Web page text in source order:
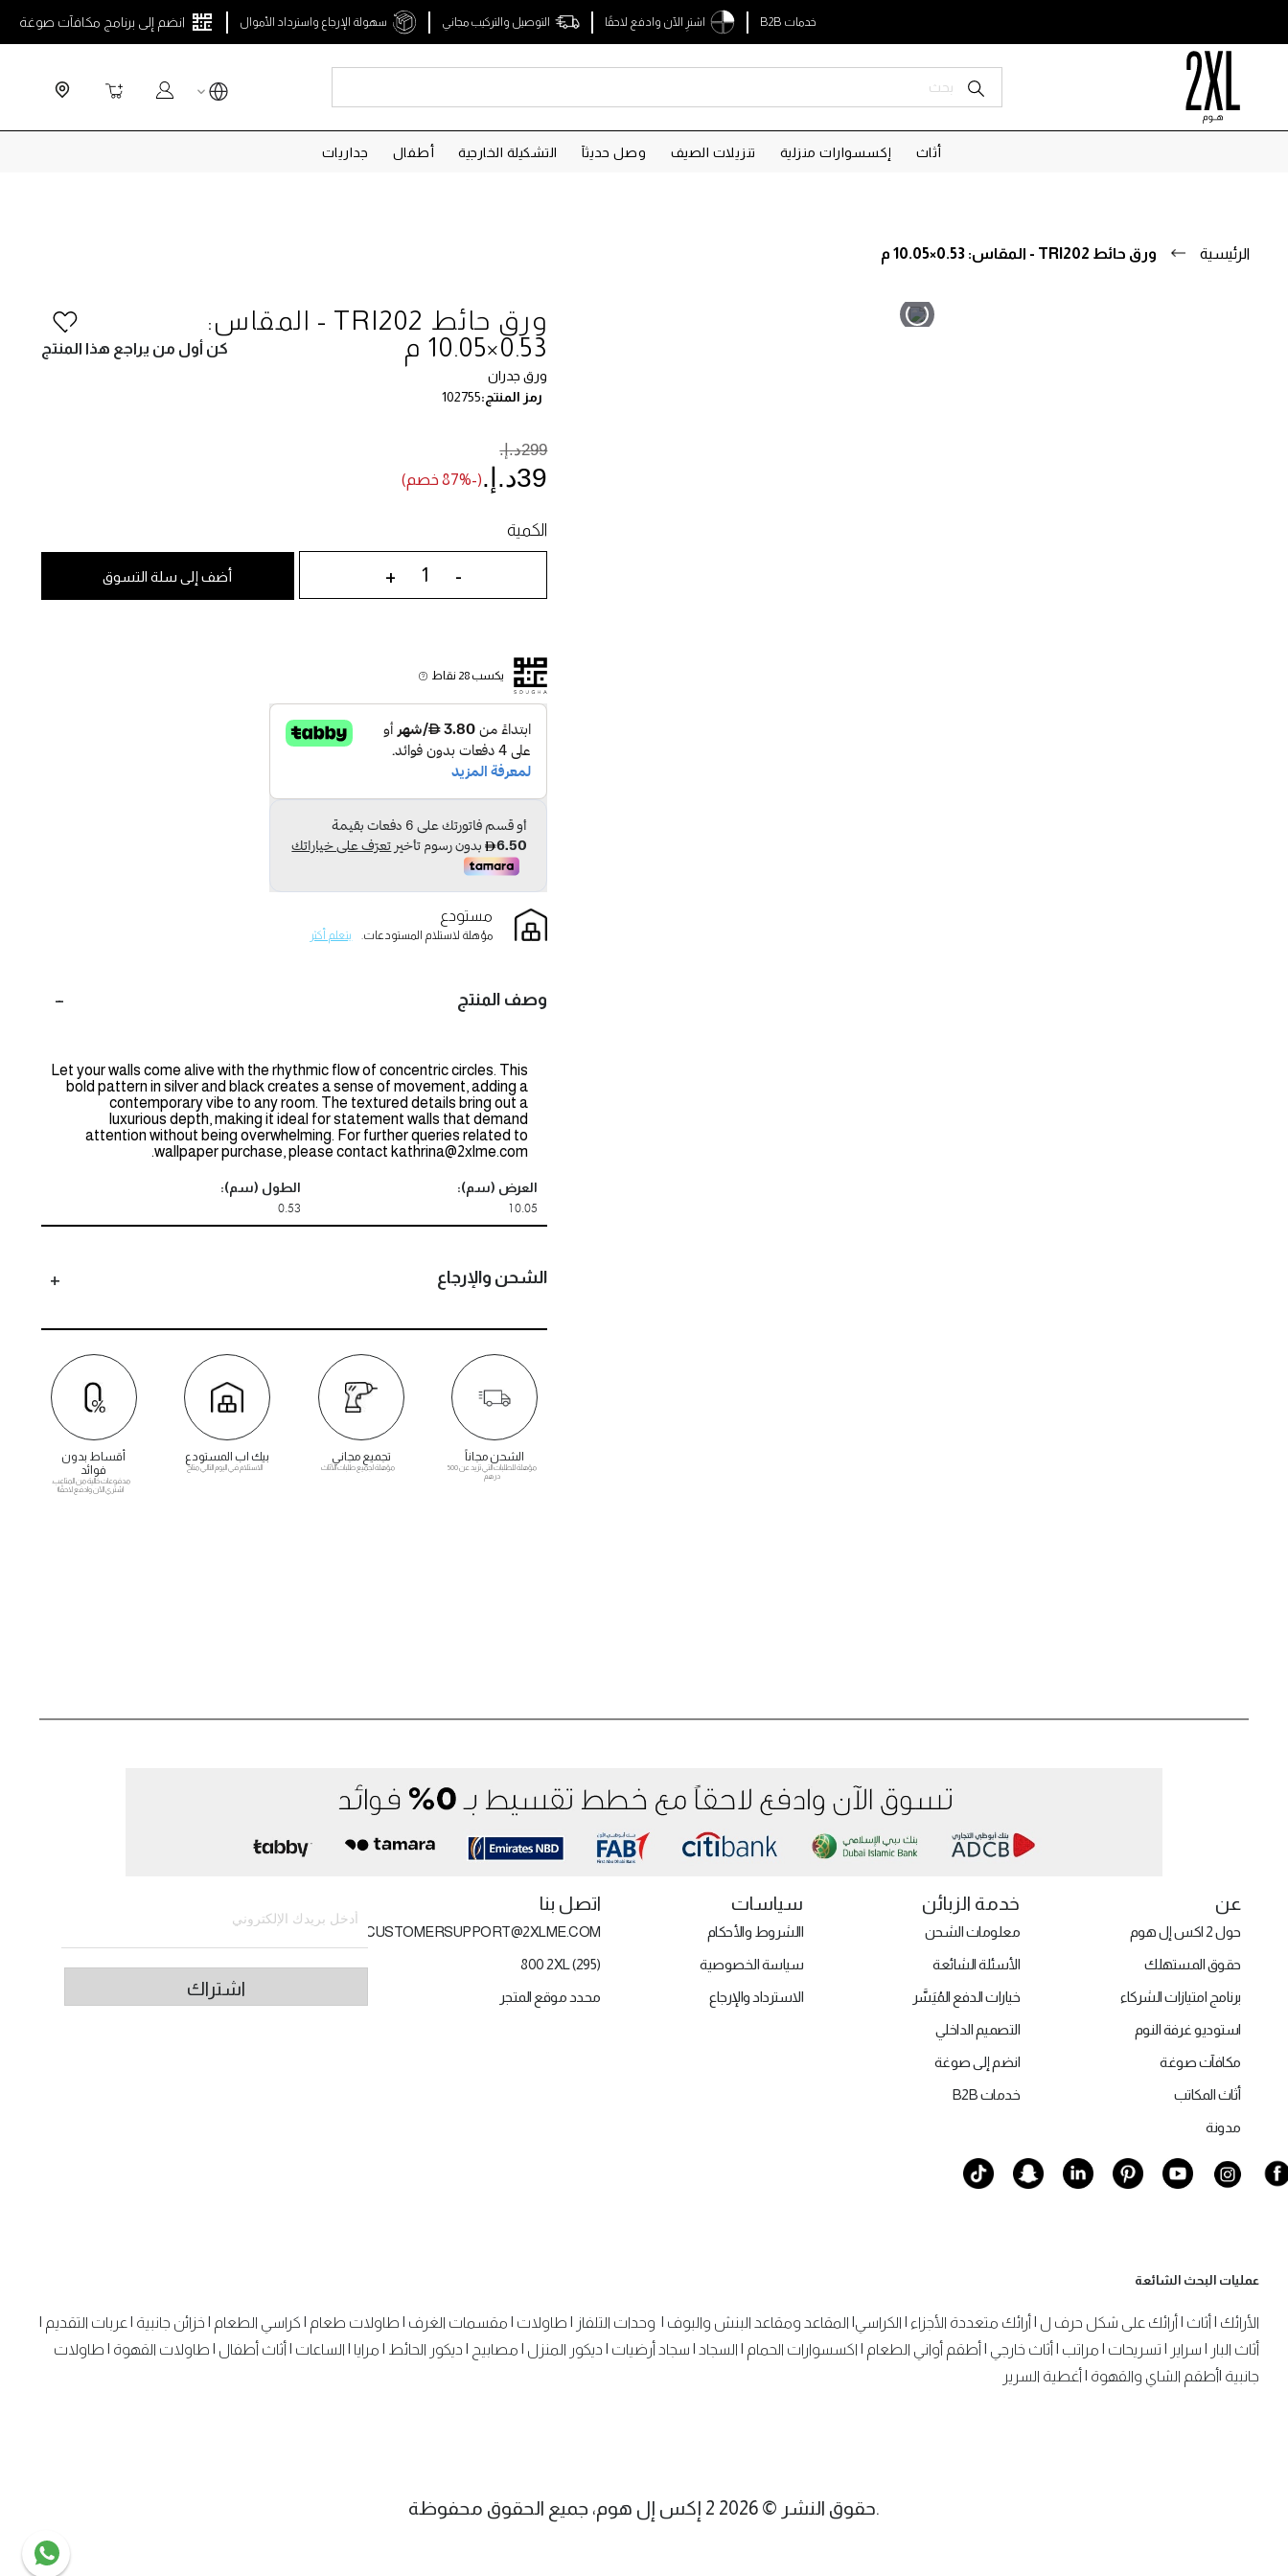
خدمات B2B اشترِ الآن وادفع لاحقًا التوصيل والتركيب مجاني سهولة الإرجاع واسترداد الأموال انضم إلى برنامج مكافآت صوغة
سلة التسوق
أثاث إكسسوارات منزلية تنزيلات الصيف وصل حديثآ التشكيلة الخارجية أطفال جداريات
الرئيسية ورق حائط TRI202 - المقاس: 0.53×10.05 م
ورق حائط TRI202 - المقاس:
0.53×10.05 م
ورق جدران
كن أول من يراجع هذا المنتج
رمز المنتج 102755
39د.إ.‏ (-87% خصم)
299د.إ.‏
الكمية
-
+ أضف إلى سلة التسوق
يكسب 28 نقاط
مستودع
مؤهلة لاستلام المستودعات. يتعلم أكثر
وصف المنتج
Let your walls come alive with the rhythmic flow of concentric circles. This
bold pattern in silver and black creates a sense of movement, adding a
contemporary vibe to any room. The textured details bring out a
luxurious depth, making it ideal for statement walls that demand
attention without being overwhelming. For further queries related to
wallpaper purchase, please contact kathrina@2xlme.com.
العرض (سم):
10.05
الطول (سم):
0.53
الشحن والإرجاع
الشحن مجاناً
مؤهلة للطلبات التي تزيد عن 500
درهم
تجميع مجاني
مؤهلة لجميع طلبات الأثاث
بيك اب المستودع
الاستلام في اليوم التالي متاح
أقساط بدون
فوائد
مدفوعات خالية من المتاعب.
اشتري الآن وادفع لاحقًا!
عن
حول 2 اكس إل هوم
حقوق المستهلك
برنامج امتيازات الشركاء
استوديو غرفة النوم
مكافآت صوغة
أثاث المكاتب
مدونة
خدمة الزبائن
معلومات الشحن
الأسئلة الشائعة
خيارات الدفع المُيَسَّر
التصميم الداخلي
انضم إلى صوغة
خدمات B2B
سياسات
االشروط والأحكام
سياسة الخصوصية
الاسترداد والإرجاع
اتصل بنا
CUSTOMERSUPPORT@2XLME.COM
800 2XL (295)
محدد موقع المتجر
اشتراك
عمليات البحث الشائعة
الأرائك أثاث أرائك على شكل حرف ل أرائك متعددة الأجزاء الكراسي المقاعد ومقاعد البنش والبوف وحدات التلفاز طاولات مقسمات الغرف طاولات طعام كراسي الطعام خزائن جانبية عربات التقديم
أثاث البار
سراير تسريحات مراتب أثاث خارجي أطقم أواني الطعام اكسسوارات الحمام السجاد سجاد أرضيات ديكور المنزل مصابيح ديكور الحائط مرايا الساعات أثاث أطفال طاولات القهوة
طاولات
جانبية أطقم الشاي والقهوة أغطية السرير
.حقوق النشر © 2026 2 إكس إل هوم، جميع الحقوق محفوظة